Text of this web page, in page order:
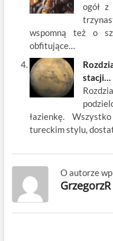
ogół
wspomną też o
obfitujące…
stacji…
łazienkę.
tureckim stylu,
O autorze
GrzegorzR